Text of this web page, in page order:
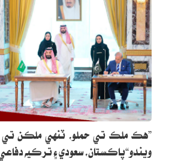
”هڪ ملڪ تي حملو، ٽنهي ملڪن تي
ويندو“پاڪستان، سعودي ۽ ترڪيه